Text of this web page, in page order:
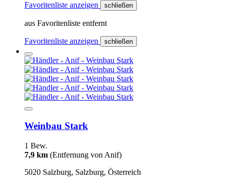
Favoritenliste anzeigen schließen
aus Favoritenliste entfernt
Favoritenliste anzeigen schließen
Weinbau Stark
1 Bew.
7,9 km (Entfernung von Anif)
5020 Salzburg, Salzburg, Österreich